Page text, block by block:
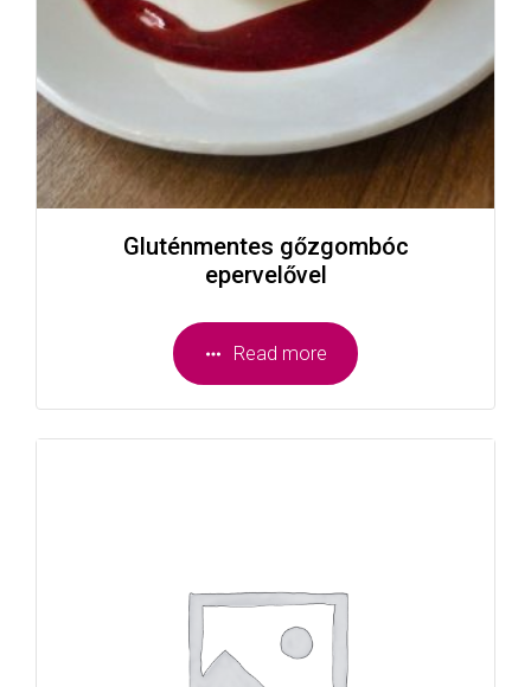
Gluténmentes gőzgombóc
epervelővel
Read more